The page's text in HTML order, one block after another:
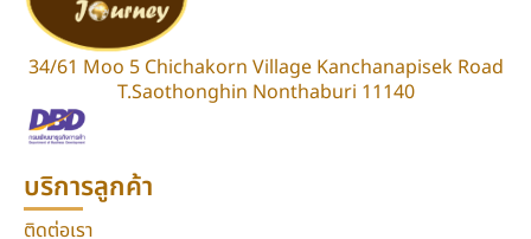
34/61 Moo 5 Chichakorn Village Kanchanapisek Road
T.Saothonghin Nonthaburi 11140
บริการลูกค้า
ติดต่อเรา